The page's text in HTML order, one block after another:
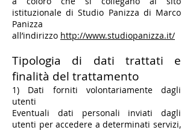
istituzionale di Studio Panizza di Marco
Panizza
all’indirizzo http://www.studiopanizza.it/
Tipologia di dati trattati e
finalità del trattamento
​1) Dati forniti volontariamente dagli
utenti
Eventuali dati personali inviati dagli
utenti per accedere a determinati servizi,